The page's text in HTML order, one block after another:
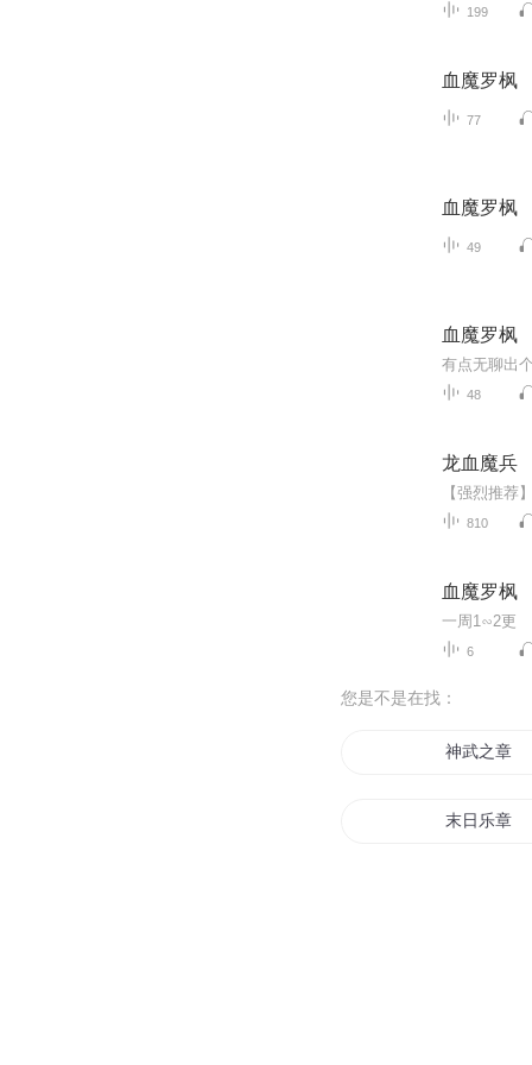
199
血魔罗枫
77
血魔罗枫
49
血魔罗枫
有点无聊出
48
龙血魔兵
810
血魔罗枫
一周1∽2更
6
您是不是在找：
神武之章
末日乐章